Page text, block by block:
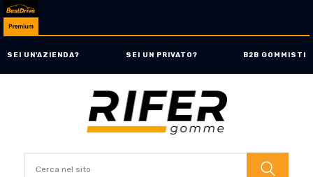
SEI UN'AZIENDA? SEI UN PRIVATO? B2B GOMMISTI